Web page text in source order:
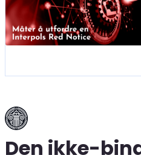
Den ikke-